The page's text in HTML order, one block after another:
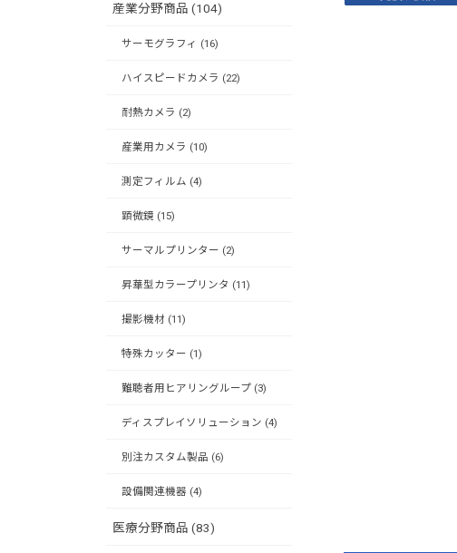
産業分野商品 (104)
サーモグラフィ (16)
ハイスピードカメラ (22)
耐熱カメラ (2)
産業用カメラ (10)
測定フィルム (4)
顕微鏡 (15)
サーマルプリンター (2)
昇華型カラープリンタ (11)
撮影機材 (11)
特殊カッター (1)
難聴者用ヒアリングループ (3)
ディスプレイソリューション (4)
別注カスタム製品 (6)
設備関連機器 (4)
医療分野商品 (83)